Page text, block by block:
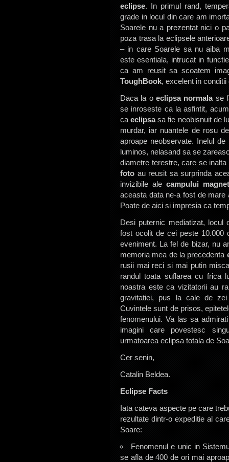
eclipse. In primul rand,
grade in locul din care am
Soarele nu a prezentat nici o
poza trasa la eclipsele
– in care Soarele sa nu aiba
este esentiala, intrucat in
ca am reusit sa scoatem
ToughBook, excelent in
Daca la o eclipsa normalase
se inroseste ca la asfintit,
caeclipsasa fie neobisnuit de
murdar, iar nuantele de rosu
aproape neobservate. Inelul
luminos, nelasand sa se
diametre terestre, care se
foto au reusit sa surprinda
invizibile ale campului
aceasta data ne-a fost de mare
Poate de aici si impresia ca
Desi puternic mediatizat, locul
fost ocolit de cei peste 10.000
eveniment. La fel de bizar, nu
memoria mea de la precedenta
rusii mai reci si mai putin
randul toata suflarea cu frica
noastra este ca vizitatorii au
gravitatiei, pus la cale de
Cuvintele sunt de prisos,
fenomenului. Va las sa
imagini care povestesc
urmatoarea eclipsa totala de
Cer senin,
Catalin Beldea.
Eclipse Facts
Iata cateva aspecte pe care
rezultate dintr-o expeditie al
Soare:
Fenomenul e unic in
se afla de 400 de ori mai